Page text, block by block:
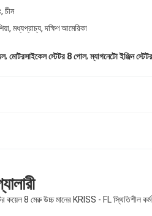
চীন
মধ্যপ্রাচ্য, দক্ষিণ আমেরিকা
, মোটরসাইকেল স্টেটর 8 পোল,ম্যাগনেটো ইঞ্জিন
কয়েল 8 মেরু উচ্চ মানের KRISS - FL স্থিতিশীল